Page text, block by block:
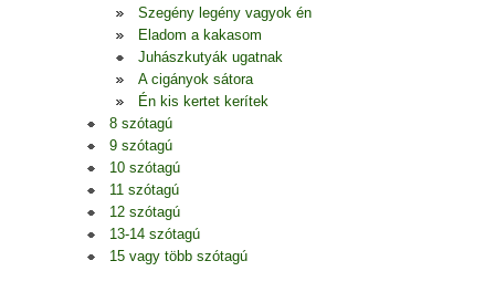
Szegény legény vagyok én
Eladom a kakasom
Juhászkutyák ugatnak
A cigányok sátora
Én kis kertet kerítek
8 szótagú
9 szótagú
10 szótagú
11 szótagú
12 szótagú
13-14 szótagú
15 vagy több szótagú